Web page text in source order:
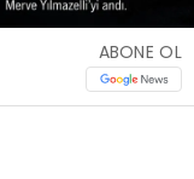
ABONE OL